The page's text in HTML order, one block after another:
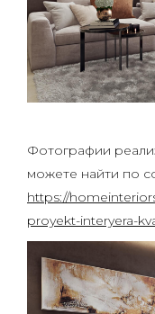
Фотографии
можете найти по
https://
proyekt-interyera-